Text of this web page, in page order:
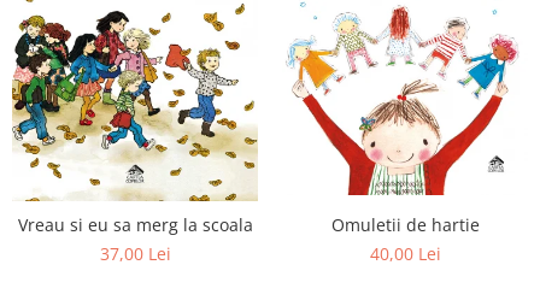
Vreau si eu sa merg la scoala
37,00 Lei
Omuletii de hartie
40,00 Lei